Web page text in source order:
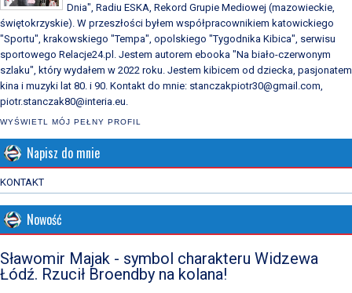
Dnia", Radiu ESKA, Rekord Grupie Mediowej (mazowieckie,
świętokrzyskie). W przeszłości byłem współpracownikiem katowickiego
"Sportu", krakowskiego "Tempa", opolskiego "Tygodnika Kibica", serwisu
sportowego Relacje24.pl. Jestem autorem ebooka "Na biało-czerwonym
szlaku", który wydałem w 2022 roku. Jestem kibicem od dziecka, pasjonatem
kina i muzyki lat 80. i 90. Kontakt do mnie: stanczakpiotr30@gmail.com,
piotr.stanczak80@interia.eu.
WYŚWIETL MÓJ PEŁNY PROFIL
Napisz do mnie
KONTAKT
Nowość
Sławomir Majak - symbol charakteru Widzewa
Łódź. Rzucił Broendby na kolana!